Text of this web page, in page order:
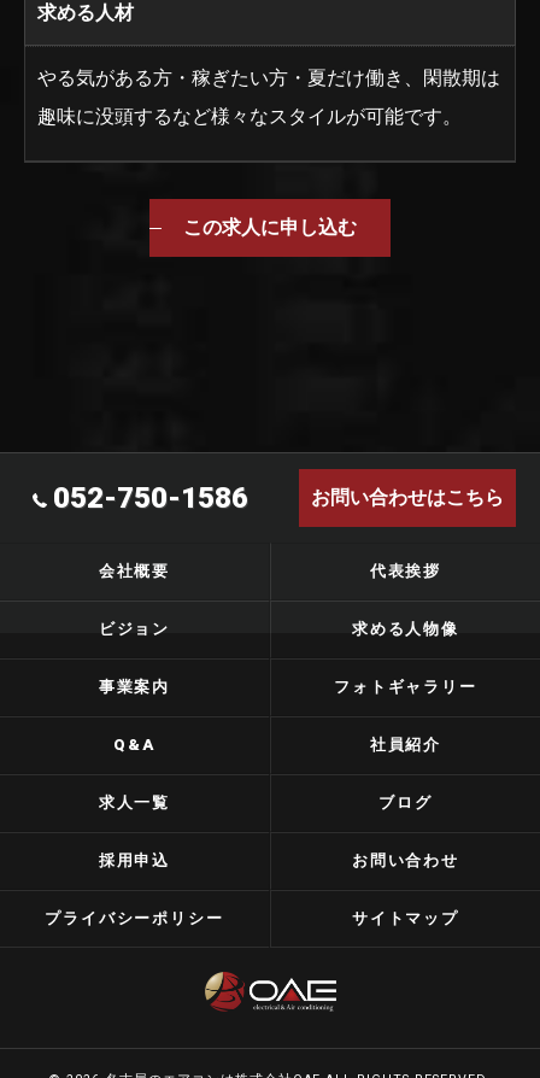
求める人材
やる気がある方・稼ぎたい方・夏だけ働き、閑散期は
趣味に没頭するなど様々なスタイルが可能です。
この求人に申し込む
052-750-1586 お問い合わせはこちら
会社概要 代表挨拶
ビジョン 求める人物像
事業案内 フォトギャラリー
Q&A 社員紹介
求人一覧 ブログ
採用申込 お問い合わせ
プライバシーポリシー サイトマップ